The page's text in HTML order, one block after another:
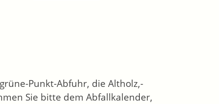
Punkt-Abfuhr, die Altholz,-
Sie bitte dem Abfallkalender,